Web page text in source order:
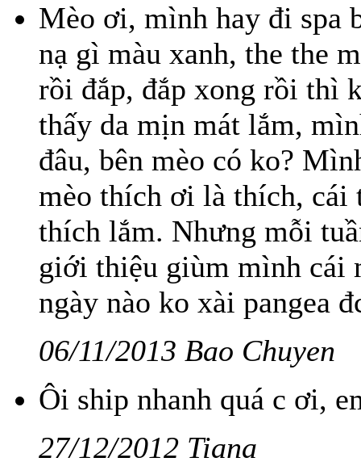
Mèo ơi, mình hay đi spa
nạ gì màu xanh, the the
rồi đắp, đắp xong rồi thì
thấy da mịn mát lắm,
đâu, bên mèo có ko?
mèo thích ơi là thích, cái
thích lắm. Nhưng mỗi
giới thiệu giùm mình cái
ngày nào ko xài pangea
06/11/2013 Bao Chuyen
Ôi ship nhanh quá c ơi,
27/12/2012 Tiana